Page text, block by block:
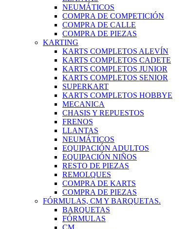
NEUMÁTICOS
COMPRA DE COMPETICIÓN
COMPRA DE CALLE
COMPRA DE PIEZAS
KARTING
KARTS COMPLETOS ALEVÍN
KARTS COMPLETOS CADETE
KARTS COMPLETOS JUNIOR
KARTS COMPLETOS SENIOR
SUPERKART
KARTS COMPLETOS HOBBYE
MECANICA
CHASIS Y REPUESTOS
FRENOS
LLANTAS
NEUMÁTICOS
EQUIPACIÓN ADULTOS
EQUIPACIÓN NIÑOS
RESTO DE PIEZAS
REMOLQUES
COMPRA DE KARTS
COMPRA DE PIEZAS
FÓRMULAS, CM Y BARQUETAS.
BARQUETAS
FÓRMULAS
CM